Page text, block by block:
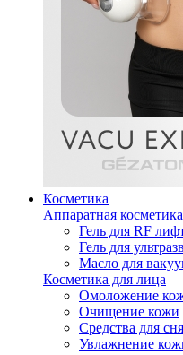
Косметика
Аппаратная косметика
Гель для RF
Гель для
Масло для
Косметика для лица
Омоложение
Очищение кожи
Средства для
Увлажнение